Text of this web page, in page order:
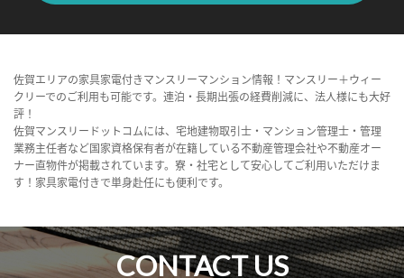
佐賀エリアの家具家電付きマンスリーマンション情報！マンスリー＋ウィー
クリーでのご利用も可能です。連泊・長期出張の経費削減に、法人様にも大好
評！
佐賀マンスリードットコムには、宅地建物取引士・マンション管理士・管理
業務主任者など国家資格保有者が在籍している不動産管理会社や不動産オー
ナー直物件が掲載されています。寮・社宅として安心してご利用いただけま
す！家具家電付きで単身赴任にも便利です。
CONTACT US